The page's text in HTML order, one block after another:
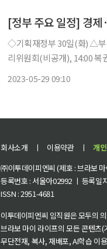
[정부 주요 일정] 경
◇기획재정부 30일(화) △부총리 10:00 국무회의(서울청사) △기재부 2차관 10:00 보조금관
리위원회(비공개), 14:00
2023-05-29 09:10
회사소개 ㅣ 이용약관 ㅣ 개
㈜이투데이피엔씨 (제호 : 브라보
등록번호 : 서울아02992 ㅣ 등록일
ISSN : 2951-4681
이투데이피엔씨 임직원은 모두의
브라보 마이 라이프의 모든 콘텐츠
무단전재, 복사, 재배포, AI학습 이